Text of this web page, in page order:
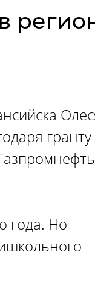
гранту
года. Но